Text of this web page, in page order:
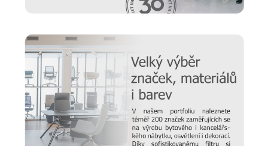
Prodlužte životnost nábytku